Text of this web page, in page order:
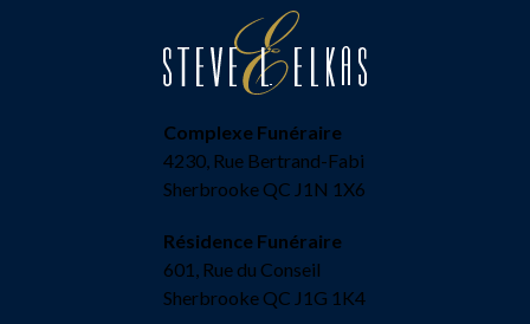
Complexe Funéraire
4230, Rue Bertrand-Fabi
Sherbrooke QC J1N 1X6
Résidence Funéraire
601, Rue du Conseil
Sherbrooke QC J1G 1K4